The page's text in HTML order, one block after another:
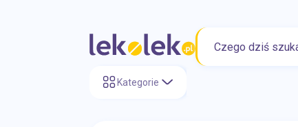
Kategorie
Serce i układ krążenia